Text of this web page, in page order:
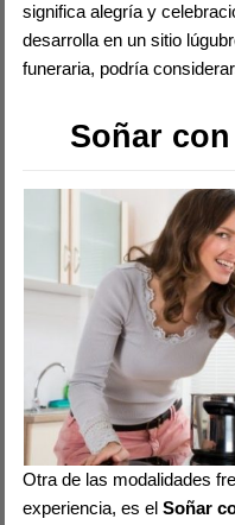
significa alegría y
desarrolla en un sitio
funeraria, podría
Soñar
Otra de las modalidades
experiencia, es elSoñar